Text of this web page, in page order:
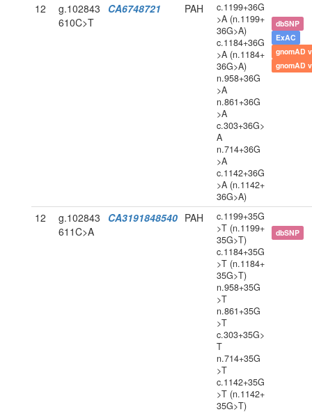
12
g.102843
610C>T
CA6748721 PAH
c.1199+36G
>A (n.1199+
36G>A)
c.1184+36G
>A (n.1184+
36G>A)
n.958+36G
>A
n.861+36G
>A
c.303+36G>
A
n.714+36G
>A
c.1142+36G
>A (n.1142+
36G>A)
dbSNP
ExAC
gnomAD
gnomAD
12
g.102843
611C>A
CA3191848540 PAH
c.1199+35G
>T (n.1199+
35G>T)
c.1184+35G
>T (n.1184+
35G>T)
n.958+35G
>T
n.861+35G
>T
c.303+35G>
T
n.714+35G
>T
c.1142+35G
>T (n.1142+
35G>T)
dbSNP